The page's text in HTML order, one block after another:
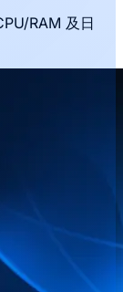
RAM 及日